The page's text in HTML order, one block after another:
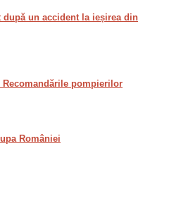
un accident la ieșirea din
pompierilor
României